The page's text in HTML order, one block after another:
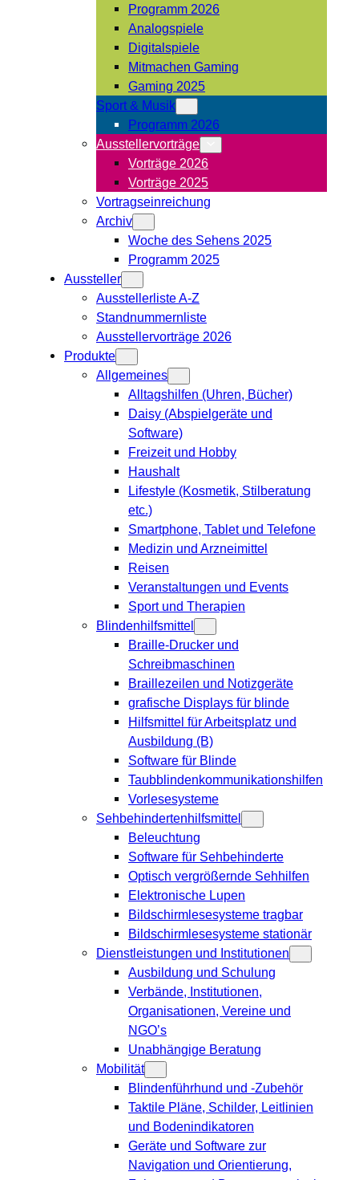
Programm 2026
Analogspiele
Digitalspiele
Mitmachen Gaming
Gaming 2025
Sport & Musik
Programm 2026
Ausstellervorträge
Vorträge 2026
Vorträge 2025
Vortragseinreichung
Archiv
Woche des Sehens 2025
Programm 2025
Aussteller
Ausstellerliste A-Z
Standnummernliste
Ausstellervorträge 2026
Produkte
Allgemeines
Alltagshilfen (Uhren, Bücher)
Daisy (Abspielgeräte und
Software)
Freizeit und Hobby
Haushalt
Lifestyle (Kosmetik, Stilberatung
etc.)
Smartphone, Tablet und Telefone
Medizin und Arzneimittel
Reisen
Veranstaltungen und Events
Sport und Therapien
Blindenhilfsmittel
Braille-Drucker und
Schreibmaschinen
Braillezeilen und Notizgeräte
grafische Displays für blinde
Hilfsmittel für Arbeitsplatz und
Ausbildung (B)
Software für Blinde
Taubblindenkommunikationshilfen
Vorlesesysteme
Sehbehindertenhilfsmittel
Beleuchtung
Software für Sehbehinderte
Optisch vergrößernde Sehhilfen
Elektronische Lupen
Bildschirmlesesysteme tragbar
Bildschirmlesesysteme stationär
Dienstleistungen und Institutionen
Ausbildung und Schulung
Verbände, Institutionen,
Organisationen, Vereine und
NGO’s
Unabhängige Beratung
Mobilität
Blindenführhund und -Zubehör
Taktile Pläne, Schilder, Leitlinien
und Bodenindikatoren
Geräte und Software zur
Navigation und Orientierung,